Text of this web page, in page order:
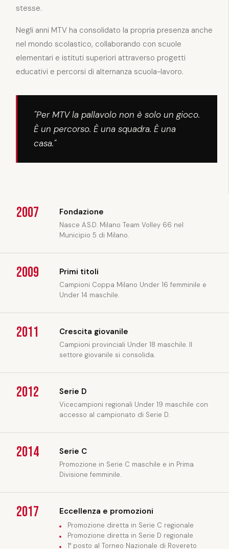
stesse.
Negli anni MTV ha consolidato la propria presenza anche
nel mondo scolastico, collaborando con scuole
elementari e istituti superiori attraverso progetti
educativi e percorsi di alternanza scuola-lavoro.
"Per MTV la pallavolo non è solo un gioco.
È un percorso. È una squadra. È una
casa."
2007 Fondazione
Nasce A.S.D. Milano Team Volley 66 nel
Municipio 5 di Milano.
2009 Primi titoli
Campioni Coppa Milano Under 16 femminile e
Under 14 maschile.
2011 Crescita giovanile
Campioni provinciali Under 18 maschile. Il
settore giovanile si consolida.
2012 Serie D
Vicecampioni regionali Under 19 maschile con
accesso al campionato di Serie D.
2014 Serie C
Promozione in Serie C maschile e in Prima
Divisione femminile.
2017 Eccellenza e promozioni
Promozione diretta in Serie C regionale
Promozione diretta in Serie D regionale
1° posto al Torneo Nazionale di Rovereto